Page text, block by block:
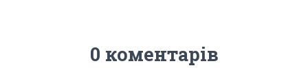
0 коментарів